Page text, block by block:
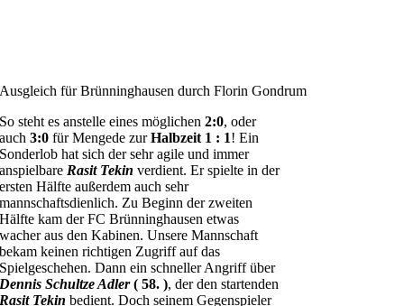
Ausgleich für Brünninghausen durch Florin Gondrum
So steht es anstelle eines möglichen2:0, oder
auch3:0 für Mengede zurHalbzeit 1 : 1! Ein
Sonderlob hat sich der sehr agile und immer
anspielbare Rasit Tekin verdient. Er spielte in der
ersten Hälfte außerdem auch sehr
mannschaftsdienlich. Zu Beginn der zweiten
Hälfte kam der FC Brünninghausen etwas
wacher aus den Kabinen. Unsere Mannschaft
bekam keinen richtigen Zugriff auf das
Spielgeschehen. Dann ein schneller Angriff über
Dennis Schultze Adler( 58. ), der den startenden
Rasit Tekin bedient. Doch seinem Gegenspieler